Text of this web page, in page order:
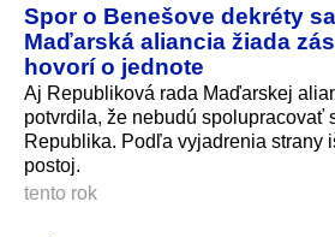
Spor o Benešove dekréty
Maďarská aliancia žiada
hovorí o jednote
Aj Republiková rada Maďarskej
potvrdila, že nebudú spolupracovať
Republika. Podľa vyjadrenia strany
postoj.
tento rok